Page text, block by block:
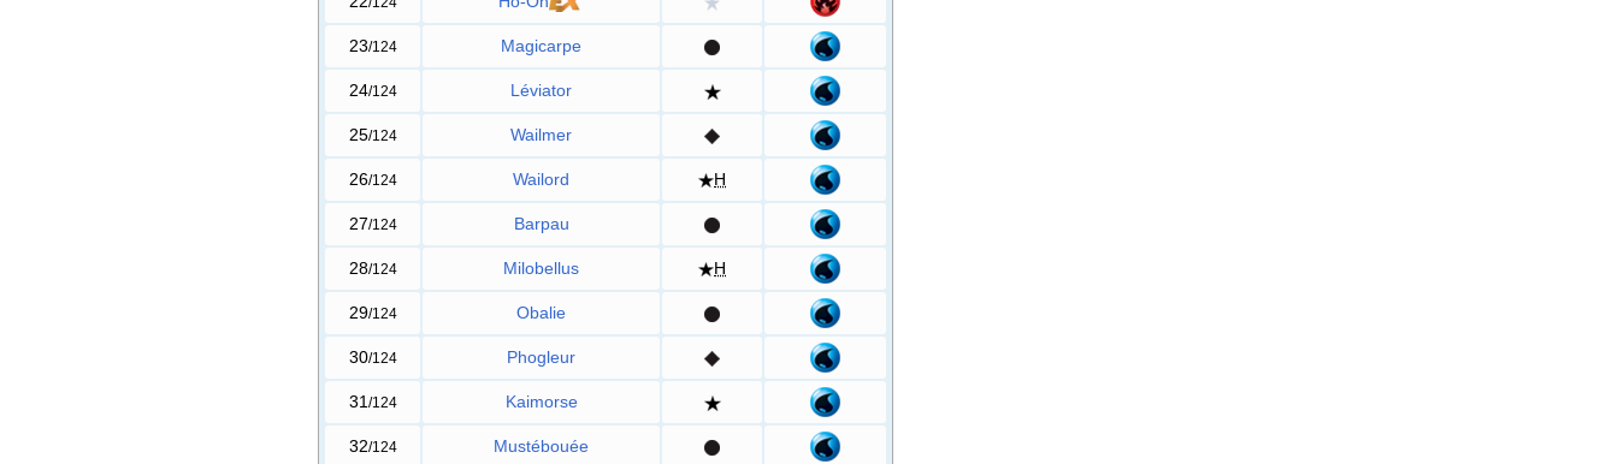
23/124 Magicarpe
24/124 Léviator
25/124 Wailmer
26/124 Wailord H
27/124 Barpau
28/124 Milobellus H
29/124 Obalie
30/124 Phogleur
31 /124 Kaimorse
32/124 Mustébouée